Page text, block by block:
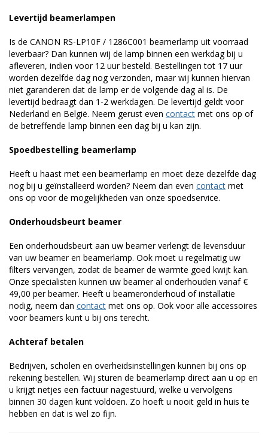
Levertijd beamerlampen
Is de CANON RS-LP10F / 1286C001 beamerlamp uit voorraad
leverbaar? Dan kunnen wij de lamp binnen een werkdag bij u
afleveren, indien voor 12 uur besteld. Bestellingen tot 17 uur
worden dezelfde dag nog verzonden, maar wij kunnen hiervan
niet garanderen dat de lamp er de volgende dag al is. De
levertijd bedraagt dan 1-2 werkdagen. De levertijd geldt voor
Nederland en België. Neem gerust even contact met ons op of
de betreffende lamp binnen een dag bij u kan zijn.
Spoedbestelling beamerlamp
Heeft u haast met een beamerlamp en moet deze dezelfde dag
nog bij u geïnstalleerd worden? Neem dan even contact met
ons op voor de mogelijkheden van onze spoedservice.
Onderhoudsbeurt beamer
Een onderhoudsbeurt aan uw beamer verlengt de levensduur
van uw beamer en beamerlamp. Ook moet u regelmatig uw
filters vervangen, zodat de beamer de warmte goed kwijt kan.
Onze specialisten kunnen uw beamer al onderhouden vanaf €
49,00 per beamer. Heeft u beameronderhoud of installatie
nodig, neem dan contact met ons op. Ook voor alle accessoires
voor beamers kunt u bij ons terecht.
Achteraf betalen
Bedrijven, scholen en overheidsinstellingen kunnen bij ons op
rekening bestellen. Wij sturen de beamerlamp direct aan u op en
u krijgt netjes een factuur nagestuurd, welke u vervolgens
binnen 30 dagen kunt voldoen. Zo hoeft u nooit geld in huis te
hebben en dat is wel zo fijn.